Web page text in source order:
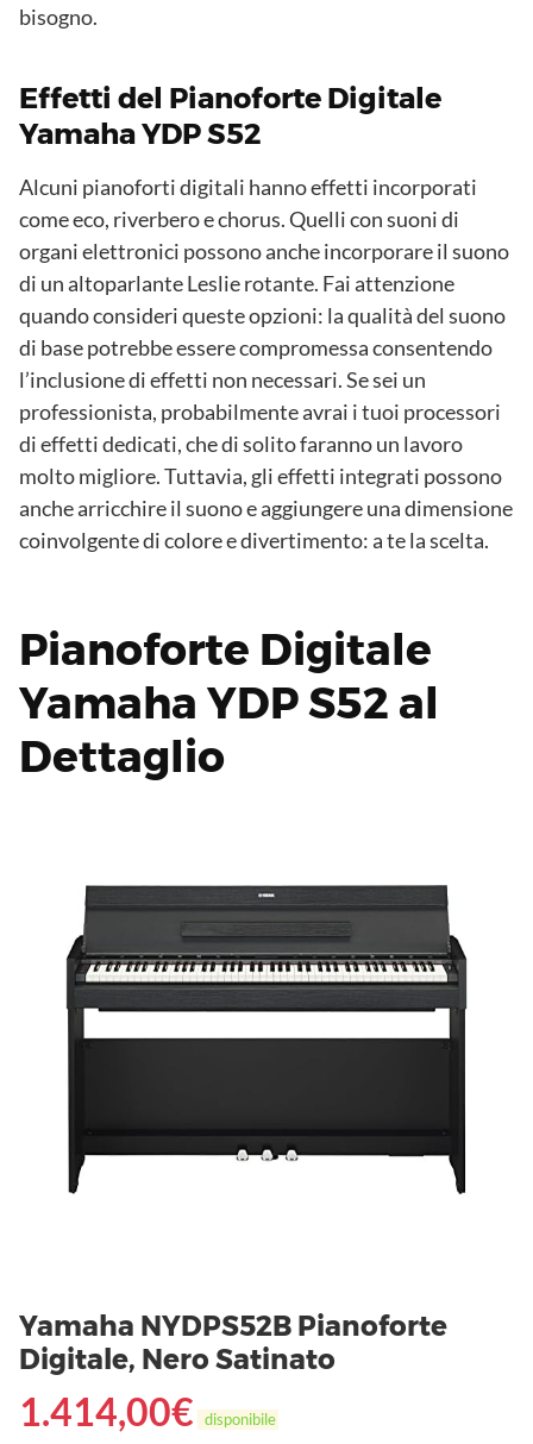
bisogno.
Effetti del Pianoforte Digitale
Yamaha YDP S52
Alcuni pianoforti digitali hanno effetti incorporati
come eco, riverbero e chorus. Quelli con suoni di
organi elettronici possono anche incorporare il suono
di un altoparlante Leslie rotante. Fai attenzione
quando consideri queste opzioni: la qualità del suono
di base potrebbe essere compromessa consentendo
l’inclusione di effetti non necessari. Se sei un
professionista, probabilmente avrai i tuoi processori
di effetti dedicati, che di solito faranno un lavoro
molto migliore. Tuttavia, gli effetti integrati possono
anche arricchire il suono e aggiungere una dimensione
coinvolgente di colore e divertimento: a te la scelta.
Pianoforte Digitale
Yamaha YDP S52 al
Dettaglio
Yamaha NYDPS52B Pianoforte
Digitale, Nero Satinato
1.414,00€ disponibile